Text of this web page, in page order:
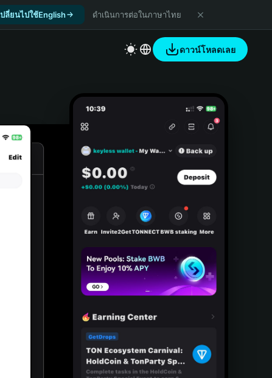
ปลี่ยนไปใช้English ดำเนินการต่อในภาษาไทย
ดาวน์โหลดเลย